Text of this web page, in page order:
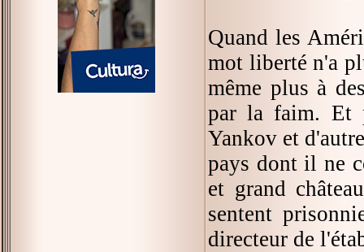
Quand les
mot liberté n'a
même plus à
par la faim. Et
Yankov et
pays dont il ne
et grand
sentent
directeur de